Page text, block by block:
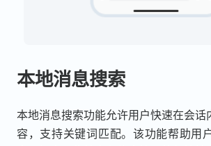
本地消息搜索
本地消息搜索功能允许用户快速在会话
容，支持关键词匹配。该功能帮助用